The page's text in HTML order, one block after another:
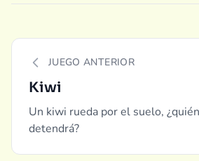
JUEGO ANTERIOR
Kiwi
Un kiwi rueda por el suelo,
detendrá?